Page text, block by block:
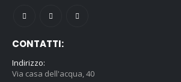
CONTATTI:
Indirizzo:
Via casa dell'acqua, 40